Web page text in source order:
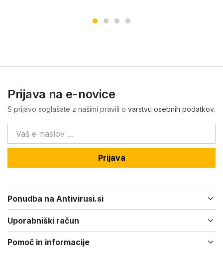
Prijava na e-novice
S prijavo soglašate z našimi pravili o varstvu osebnih podatkov.
Prijava
Ponudba na Antivirusi.si
Uporabniški račun
Pomoč in informacije